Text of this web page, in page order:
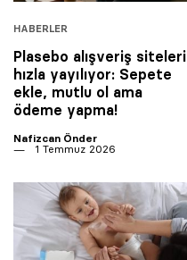
HABERLER
Plasebo alışveriş siteleri
hızla yayılıyor: Sepete
ekle, mutlu ol ama
ödeme yapma!
Nafizcan Önder
1 Temmuz 2026